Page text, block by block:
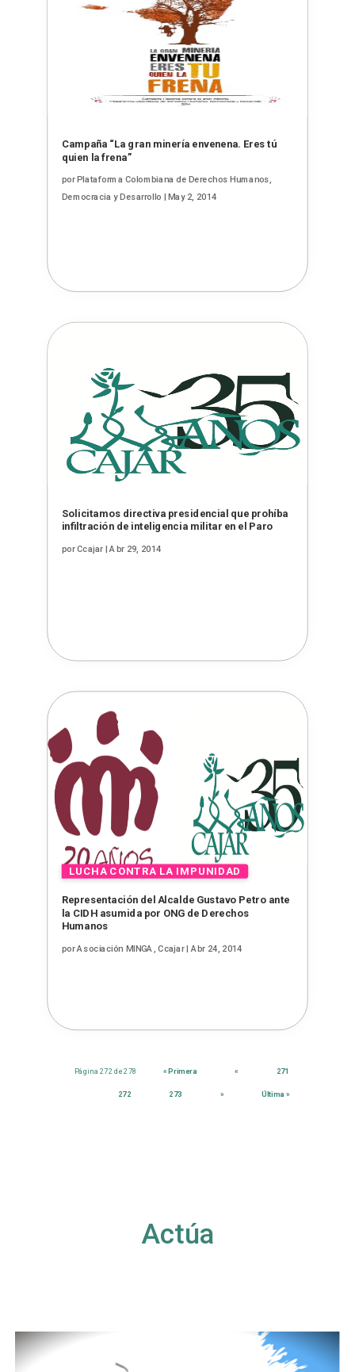
Campaña “La gran minería envenena. Eres tú
quien la frena”
porPlataforma Colombiana de Derechos Humanos,
Democracia y Desarrollo | May 2, 2014
Solicitamos directiva presidencial que prohíba
infiltración de inteligencia militar en el Paro
porCcajar|Abr 29, 2014
Representación del Alcalde Gustavo Petro ante
la CIDH asumida por ONG de Derechos
Humanos
porAsociación MINGA, Ccajar| Abr 24, 2014
Página 272 de 278 « Primera « 271
272 273 » Última »
Actúa